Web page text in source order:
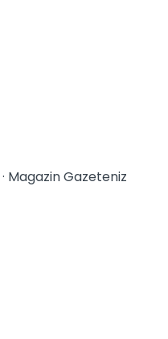
· Magazin Gazeteniz